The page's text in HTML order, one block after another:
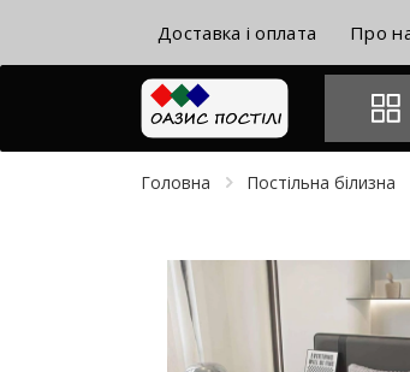
Доставка і оплата Про
Головна Постільна білизна